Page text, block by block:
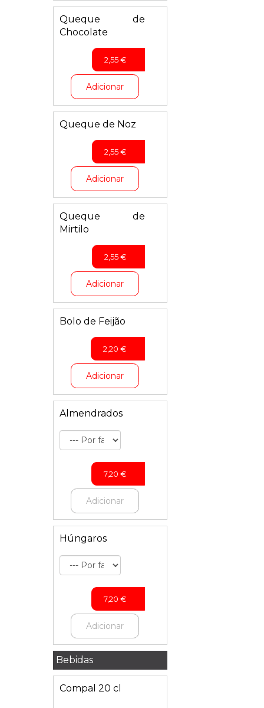
Queque de
Chocolate
2,55€
Adicionar
Queque de Noz
2,55€
Adicionar
Queque de
Mirtilo
2,55€
Adicionar
Bolo de Feijão
2,20 €
Adicionar
Almendrados
7,20 €
Adicionar
Húngaros
7,20 €
Adicionar
Bebidas
Compal 20 cl